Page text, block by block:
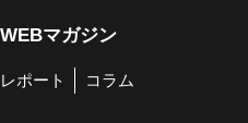
WEBマガジン
レポート コラム